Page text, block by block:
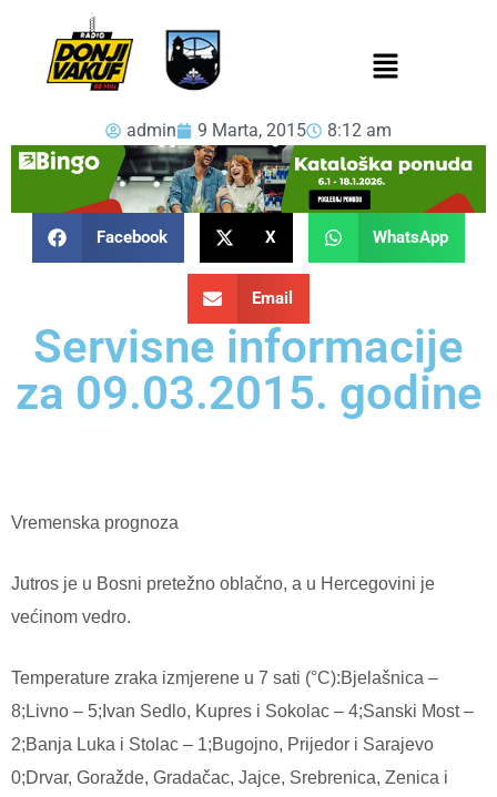
admin 9 Marta, 2015 8:12 am
Facebook X WhatsApp
Email
Servisne informacije
za 09.03.2015. godine
Vremenska prognoza
Jutros je u Bosni pretežno oblačno, a u Hercegovini je
većinom vedro.
Temperature zraka izmjerene u 7 sati (°C):Bjelašnica –
8;Livno – 5;Ivan Sedlo, Kupres i Sokolac – 4;Sanski Most –
2;Banja Luka i Stolac – 1;Bugojno, Prijedor i Sarajevo
0;Drvar, Goražde, Gradačac, Jajce, Srebrenica, Zenica i